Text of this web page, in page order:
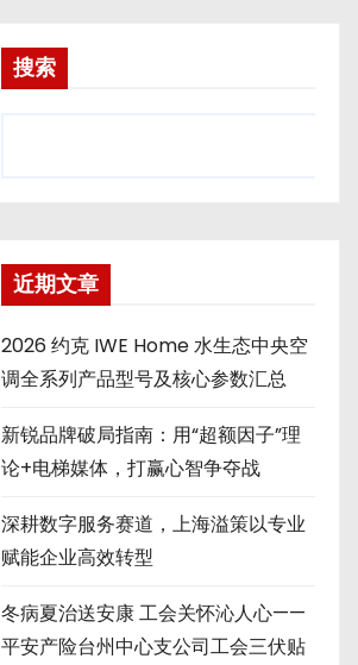
搜索
近期文章
2026 约克 IWE Home 水生态中央空
调全系列产品型号及核心参数汇总
新锐品牌破局指南：用“超额因子”理
论+电梯媒体，打赢心智争夺战
深耕数字服务赛道，上海溢策以专业
赋能企业高效转型
冬病夏治送安康 工会关怀沁人心——
平安产险台州中心支公司工会三伏贴